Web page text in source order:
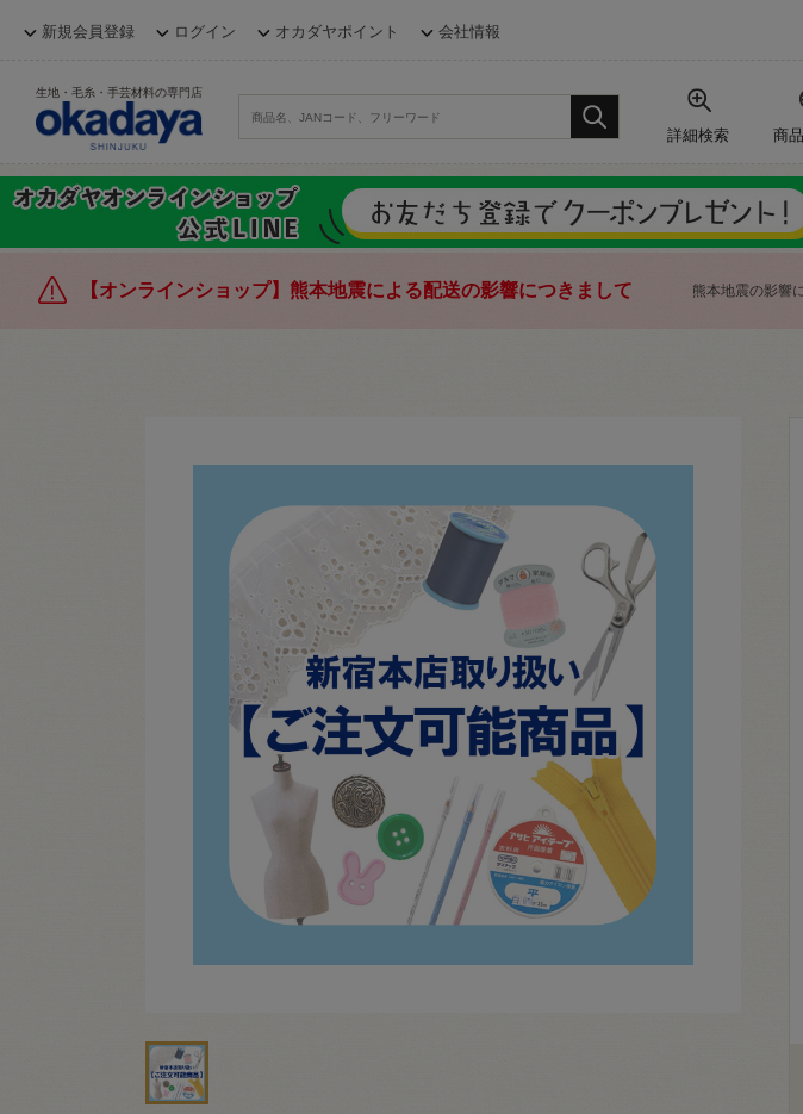
新規会員登録 ログイン オカダヤポイント 会社情報
生地・毛糸・手芸材料の専門店
詳細検索 商
【オンラインショップ】熊本地震による配送の影響につきまして 熊本地震の影響